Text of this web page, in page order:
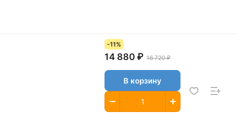
-11%
14 880 ₽ 16 720 ₽
В корзину